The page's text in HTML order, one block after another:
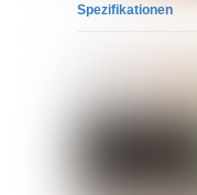
Spezifikationen